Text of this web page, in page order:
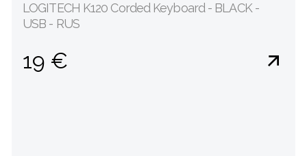
LOGITECH K120 Corded Keyboard - BLACK -
USB - RUS
19 €